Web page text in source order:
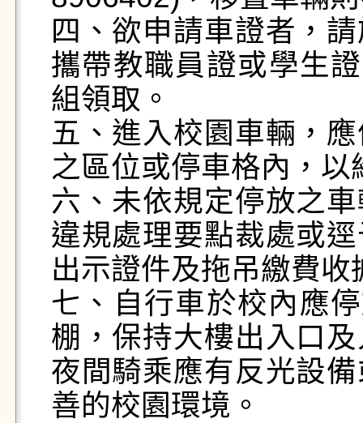
四、欲申請車證者，
攜帶教職員證或學生
組領取。
五、進入校園車輛，
之區位或停車格內，
六、未依規定停放之
違規處理要點裁處或
出示證件及拖吊繳費
七、自行車於校內應
棚，保持大樓出入口
夜間騎乘應有反光設
善的校園環境。